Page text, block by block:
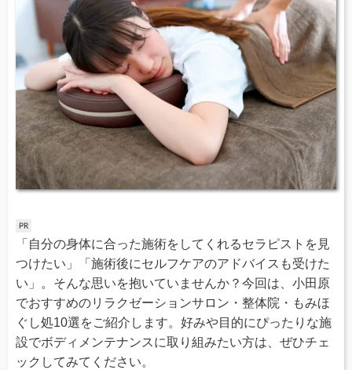
「自分の身体に合った施術をしてくれるセラピストを見
つけたい」「施術後にセルフケアのアドバイスも受けた
い」。そんな思いを抱いていませんか？今回は、小田原
でおすすめのリラクゼーションサロン・整体院・もみほ
ぐし処10選をご紹介します。好みや目的にぴったりな施
設でボディメンテナンスに取り組みたい方は、ぜひチェ
ックしてみてください。